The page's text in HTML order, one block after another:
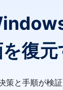
復
と手順が検証